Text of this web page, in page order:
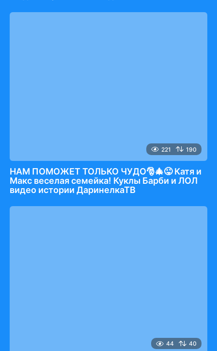
221 190
НАМ ПОМОЖЕТ ТОЛЬКО ЧУДО🎅🎄😜 Катя и
Макс веселая семейка! Куклы Барби и ЛОЛ
видео истории ДаринелкаТВ
44 40